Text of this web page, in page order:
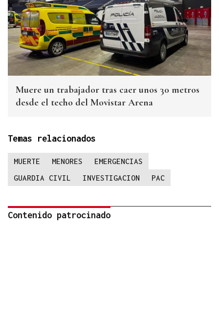
Muere un trabajador tras caer unos 30 metros
desde el techo del Movistar Arena
Temas relacionados
MUERTE MENORES
EMERGENCIAS
GUARDIA CIVIL
INVESTIGACION PAC
Contenido patrocinado